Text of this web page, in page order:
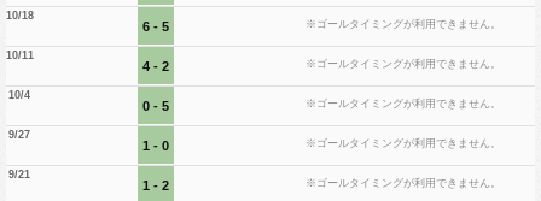
10/18
6 - 5 ※ゴールタイミングが利用できません。
10/11
4 - 2 ※ゴールタイミングが利用できません。
10/4
0 - 5 ※ゴールタイミングが利用できません。
9/27
1 - 0 ※ゴールタイミングが利用できません。
9/21
1 - 2 ※ゴールタイミングが利用できません。